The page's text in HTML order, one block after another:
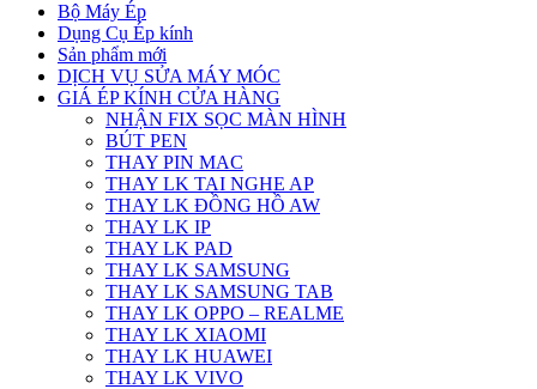
Bộ Máy Ép
Dụng Cụ Ép kính
Sản phẩm mới
DỊCH VỤ SỬA MÁY MÓC
GIÁ ÉP KÍNH CỬA HÀNG
NHẬN FIX SỌC MÀN HÌNH
BÚT PEN
THAY PIN MAC
THAY LK TAI NGHE AP
THAY LK ĐỒNG HỒ AW
THAY LK IP
THAY LK PAD
THAY LK SAMSUNG
THAY LK SAMSUNG TAB
THAY LK OPPO – REALME
THAY LK XIAOMI
THAY LK HUAWEI
THAY LK VIVO